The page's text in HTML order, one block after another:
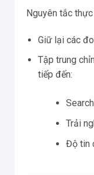
Nguyên tắc thực
Giữ lại các
Tập trung
tiếp đến:
Trải
Độ tin